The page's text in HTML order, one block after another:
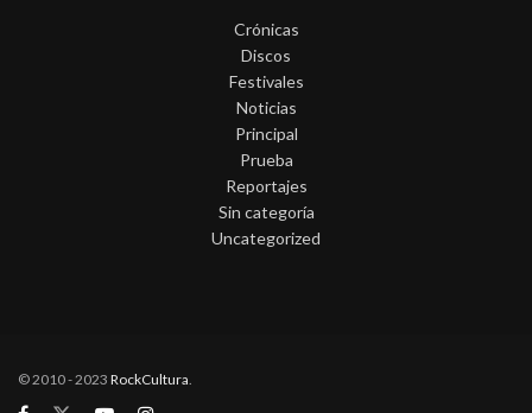
Crónicas
Discos
Festivales
Noticias
Principal
Prueba
Reportajes
Sin categoría
Uncategorized
© 2010 - 2023 RockCultura.